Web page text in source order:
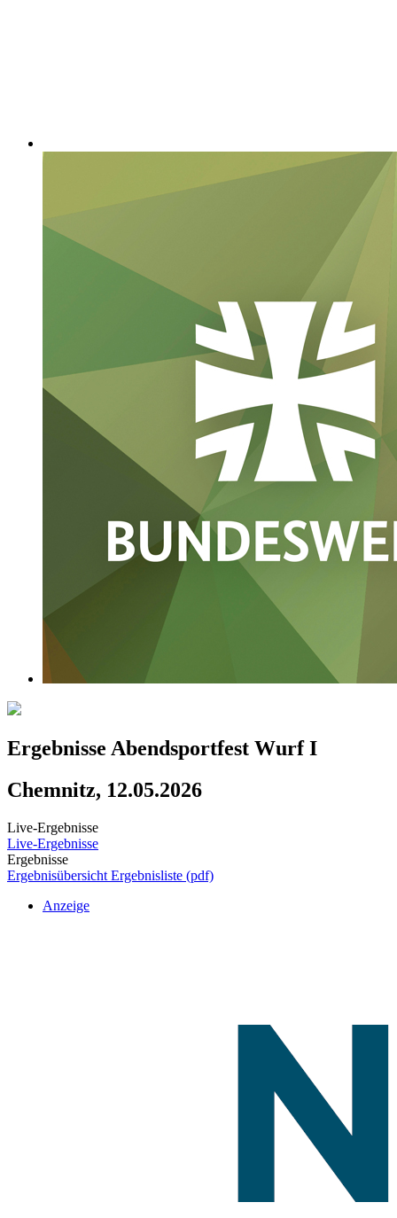
Ergebnisse Abendsportfest Wurf I
Chemnitz, 12.05.2026
Live-Ergebnisse
Live-Ergebnisse
Ergebnisse
Ergebnisübersicht Ergebnisliste (pdf)
Anzeige